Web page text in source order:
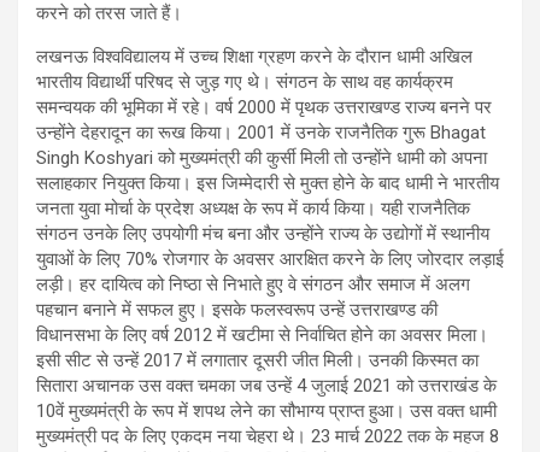
करने को तरस जाते हैं।
लखनऊ विश्वविद्यालय में उच्च शिक्षा ग्रहण करने के दौरान धामी अखिल
भारतीय विद्यार्थी परिषद से जुड़ गए थे। संगठन के साथ वह कार्यक्रम
समन्वयक की भूमिका में रहे। वर्ष 2000 में पृथक उत्तराखण्ड राज्य बनने पर
उन्होंने देहरादून का रूख किया। 2001 में उनके राजनैतिक गुरू Bhagat
Singh Koshyari को मुख्यमंत्री की कुर्सी मिली तो उन्होंने धामी को अपना
सलाहकार नियुक्त किया। इस जिम्मेदारी से मुक्त होने के बाद धामी ने भारतीय
जनता युवा मोर्चा के प्रदेश अध्यक्ष के रूप में कार्य किया। यही राजनैतिक
संगठन उनके लिए उपयोगी मंच बना और उन्होंने राज्य के उद्योगों में स्थानीय
युवाओं के लिए 70% रोजगार के अवसर आरक्षित करने के लिए जोरदार लड़ाई
लड़ी। हर दायित्व को निष्ठा से निभाते हुए वे संगठन और समाज में अलग
पहचान बनाने में सफल हुए। इसके फलस्वरूप उन्हें उत्तराखण्ड की
विधानसभा के लिए वर्ष 2012 में खटीमा से निर्वाचित होने का अवसर मिला।
इसी सीट से उन्हें 2017 में लगातार दूसरी जीत मिली। उनकी किस्मत का
सितारा अचानक उस वक्त चमका जब उन्हें 4 जुलाई 2021 को उत्तराखंड के
10वें मुख्यमंत्री के रूप में शपथ लेने का सौभाग्य प्राप्त हुआ। उस वक्त धामी
मुख्यमंत्री पद के लिए एकदम नया चेहरा थे। 23 मार्च 2022 तक के महज 8